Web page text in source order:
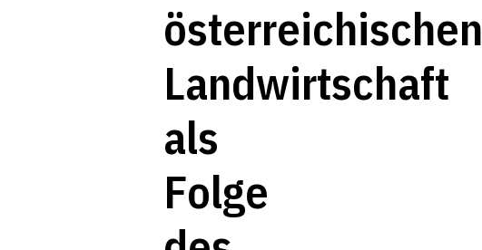
österreichischen
Landwirtschaft
als
Folge